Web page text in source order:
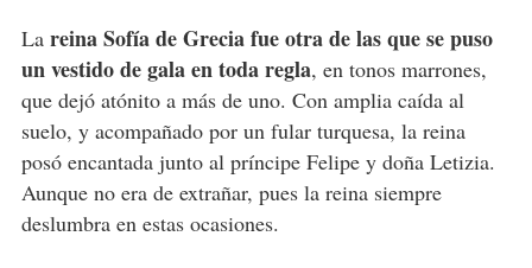
La reina Sofía de Grecia fue otra de las que se puso
un vestido de gala en toda regla, en tonos marrones,
que dejó atónito a más de uno. Con amplia caída al
suelo, y acompañado por un fular turquesa, la reina
posó encantada junto al príncipe Felipe y doña Letizia.
Aunque no era de extrañar, pues la reina siempre
deslumbra en estas ocasiones.